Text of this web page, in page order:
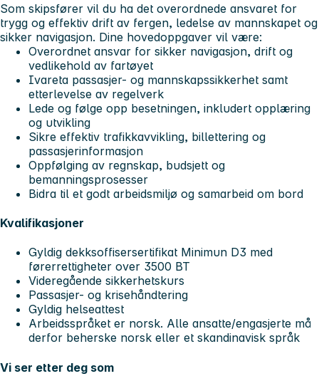
Som skipsfører vil du ha det overordnede ansvaret for
trygg og effektiv drift av fergen, ledelse av mannskapet og
sikker navigasjon. Dine hovedoppgaver vil være:
Overordnet ansvar for sikker navigasjon, drift og
vedlikehold av fartøyet
Ivareta passasjer- og mannskapssikkerhet samt
etterlevelse av regelverk
Lede og følge opp besetningen, inkludert opplæring
og utvikling
Sikre effektiv trafikkavvikling, billettering og
passasjerinformasjon
Oppfølging av regnskap, budsjett og
bemanningsprosesser
Bidra til et godt arbeidsmiljø og samarbeid om bord
Kvalifikasjoner
Gyldig dekksoffisersertifikat Minimun D3 med
førerrettigheter over 3500 BT
Videregående sikkerhetskurs
Passasjer- og krisehåndtering
Gyldig helseattest
Arbeidsspråket er norsk. Alle ansatte/engasjerte må
derfor beherske norsk eller et skandinavisk språk
Vi ser etter deg som